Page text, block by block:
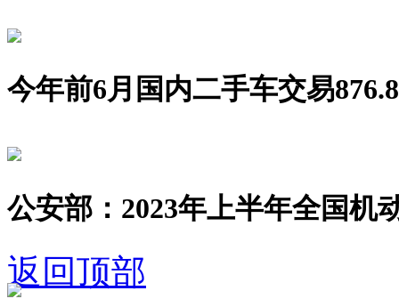
今年前6月国内二手车交易
公安部：2023年上半年全国机
返回顶部